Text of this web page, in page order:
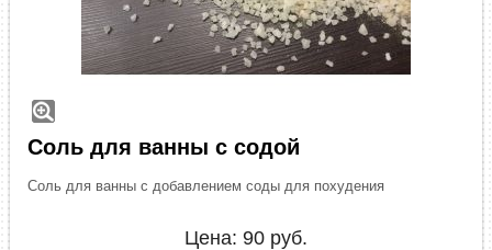
Соль для ванны с содой
Соль для ванны с добавлением соды для похудения
Цена: 90 руб.